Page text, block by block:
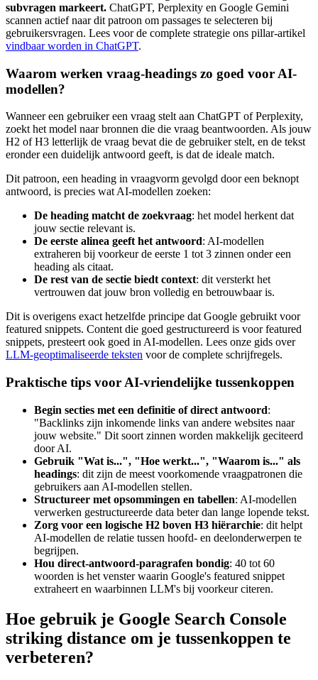
subvragen markeert. ChatGPT, Perplexity en Google Gemini
scannen actief naar dit patroon om passages te selecteren bij
gebruikersvragen. Lees voor de complete strategie ons pillar-artikel
vindbaar worden in ChatGPT.
Waarom werken vraag-headings zo goed voor AI-
modellen?
Wanneer een gebruiker een vraag stelt aan ChatGPT of Perplexity,
zoekt het model naar bronnen die die vraag beantwoorden. Als jouw
H2 of H3 letterlijk de vraag bevat die de gebruiker stelt, en de tekst
eronder een duidelijk antwoord geeft, is dat de ideale match.
Dit patroon, een heading in vraagvorm gevolgd door een beknopt
antwoord, is precies wat AI-modellen zoeken:
De heading matcht de zoekvraag: het model herkent dat
jouw sectie relevant is.
De eerste alinea geeft het antwoord: AI-modellen
extraheren bij voorkeur de eerste 1 tot 3 zinnen onder een
heading als citaat.
De rest van de sectie biedt context: dit versterkt het
vertrouwen dat jouw bron volledig en betrouwbaar is.
Dit is overigens exact hetzelfde principe dat Google gebruikt voor
featured snippets. Content die goed gestructureerd is voor featured
snippets, presteert ook goed in AI-modellen. Lees onze gids over
LLM-geoptimaliseerde teksten voor de complete schrijfregels.
Praktische tips voor AI-vriendelijke tussenkoppen
Begin secties met een definitie of direct antwoord:
"Backlinks zijn inkomende links van andere websites naar
jouw website." Dit soort zinnen worden makkelijk geciteerd
door AI.
Gebruik "Wat is...", "Hoe werkt...", "Waarom is..." als
headings: dit zijn de meest voorkomende vraagpatronen die
gebruikers aan AI-modellen stellen.
Structureer met opsommingen en tabellen: AI-modellen
verwerken gestructureerde data beter dan lange lopende tekst.
Zorg voor een logische H2 boven H3 hiërarchie: dit helpt
AI-modellen de relatie tussen hoofd- en deelonderwerpen te
begrijpen.
Hou direct-antwoord-paragrafen bondig: 40 tot 60
woorden is het venster waarin Google's featured snippet
extraheert en waarbinnen LLM's bij voorkeur citeren.
Hoe gebruik je Google Search Console
striking distance om je tussenkoppen te
verbeteren?